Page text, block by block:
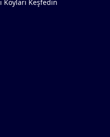
Koyları Keşfedin